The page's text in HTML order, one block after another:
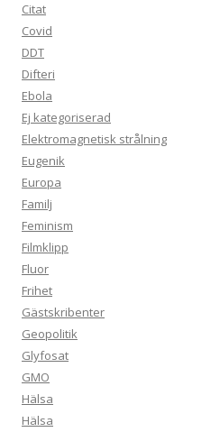
Citat
Covid
DDT
Difteri
Ebola
Ej kategoriserad
Elektromagnetisk strålning
Eugenik
Europa
Familj
Feminism
Filmklipp
Fluor
Frihet
Gästskribenter
Geopolitik
Glyfosat
GMO
Hälsa
Hälsa